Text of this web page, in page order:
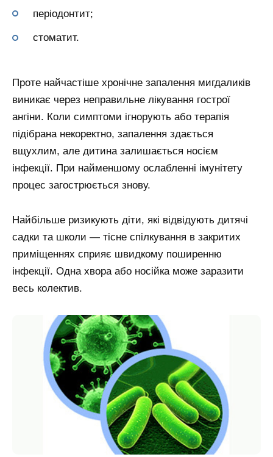
періодонтит;
стоматит.
Проте найчастіше хронічне запалення мигдаликів
виникає через неправильне лікування гострої
ангіни. Коли симптоми ігнорують або терапія
підібрана некоректно, запалення здається
вщухлим, але дитина залишається носієм
інфекції. При найменшому ослабленні імунітету
процес загострюється знову.
Найбільше ризикують діти, які відвідують дитячі
садки та школи — тісне спілкування в закритих
приміщеннях сприяє швидкому поширенню
інфекції. Одна хвора або носійка може заразити
весь колектив.